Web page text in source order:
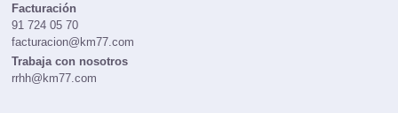
Facturación
91 724 05 70
facturacion@km77.com
Trabaja con nosotros
rrhh@km77.com